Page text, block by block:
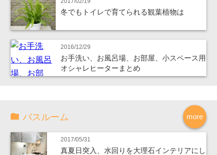
冬でもトイレで育てられる観葉植物は
2016/12/29
お手洗い、お風呂場、お部屋、小スペース用
オシャレヒーターまとめ
more
バスルーム
2017/05/31
真夏日突入、水回りを大理石インテリアにし